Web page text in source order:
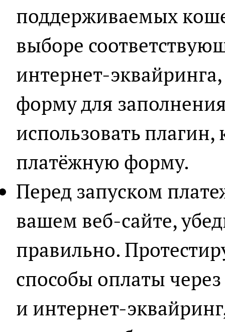
поддерживаемых
выборе
интернет-
форму для
использовать
платёжную форму.
Перед запуском
вашем веб-сайте,
правильно.
способы оплаты
и интернет-